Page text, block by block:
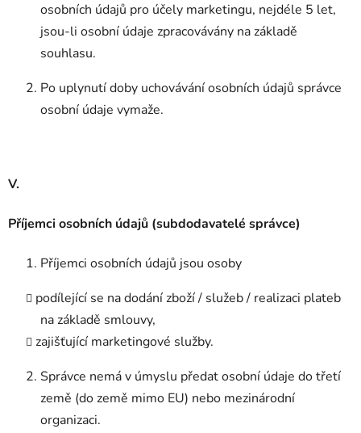
osobních údajů pro účely marketingu, nejdéle 5 let,
jsou-li osobní údaje zpracovávány na základě
souhlasu.
Po uplynutí doby uchovávání osobních údajů správce
osobní údaje vymaže.
V.
Příjemci osobních údajů (subdodavatelé správce)
Příjemci osobních údajů jsou osoby
podílející se na dodání zboží / služeb / realizaci plateb
na základě smlouvy,
zajišťující marketingové služby.
Správce nemá v úmyslu předat osobní údaje do třetí
země (do země mimo EU) nebo mezinárodní
organizaci.